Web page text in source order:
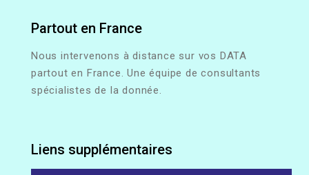
Partout en France
Nous intervenons à distance sur vos DATA
partout en France. Une équipe de consultants
spécialistes de la donnée.
Liens supplémentaires